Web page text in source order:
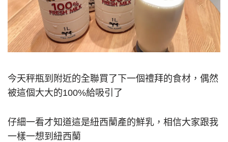
今天秤瓶到附近的全聯買了下一個禮拜的食材，偶然
被這個大大的100%給吸引了
仔細一看才知道這是紐西蘭產的鮮乳，相信大家跟我
一樣一想到紐西蘭